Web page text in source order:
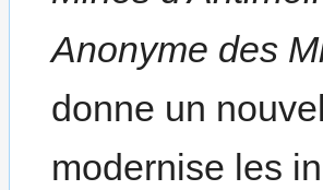
Anonyme des
donne un
modernise les